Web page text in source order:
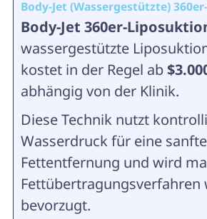
Body-Jet (Wassergestützte)
Body-Jet 360er-
wassergestützte
kostet in der Regel ab
abhängig von der Klinik.
Diese Technik nutzt
Wasserdruck für eine
Fettentfernung und wird
Fettübertragungsverfahren
bevorzugt.